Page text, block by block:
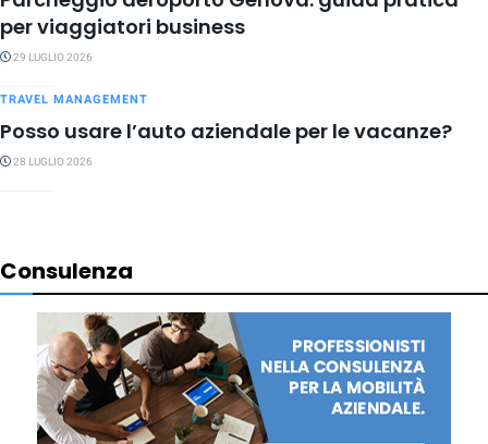
per viaggiatori business
29 LUGLIO 2026
TRAVEL MANAGEMENT
Posso usare l’auto aziendale per le vacanze?
28 LUGLIO 2026
Consulenza